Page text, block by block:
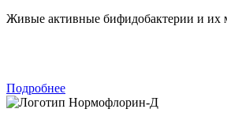
Живые активные бифидобактерии и их
Подробнее
Нормофлорин-Д